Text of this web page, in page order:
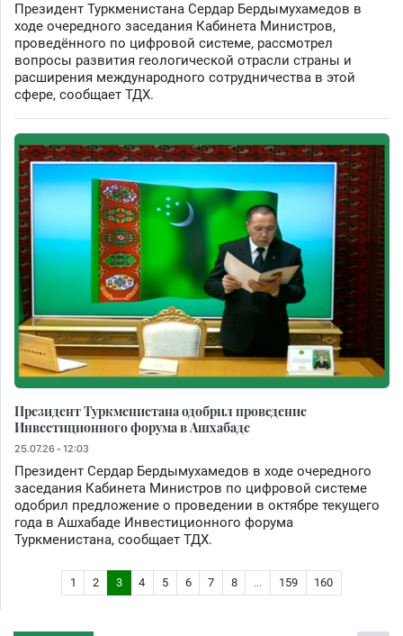
Президент Туркменистана Сердар Бердымухамедов в
ходе очередного заседания Кабинета Министров,
проведённого по цифровой системе, рассмотрел
вопросы развития геологической отрасли страны и
расширения международного сотрудничества в этой
сфере, сообщает ТДХ.
Президент Туркменистана одобрил проведение
Инвестиционного форума в Ашхабаде
25.07.26 - 12:03
Президент Сердар Бердымухамедов в ходе очередного
заседания Кабинета Министров по цифровой системе
одобрил предложение о проведении в октябре текущего
года в Ашхабаде Инвестиционного форума
Туркменистана, сообщает ТДХ.
1 2 3 4 5 6 7 8 ... 159 160